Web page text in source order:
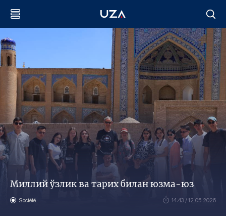
Миллий ўзлик ва тарих билан юзма-юз
Société 14:43 / 12.05.2026